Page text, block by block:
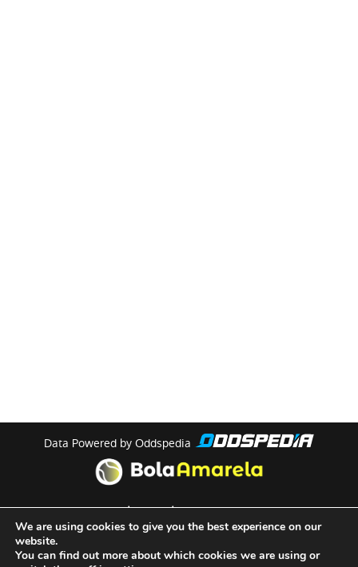
Data Powered by Oddspedia
theme bymeow
We are using cookies to give you the best experience on our
website.
You can find out more about which cookies we are using or